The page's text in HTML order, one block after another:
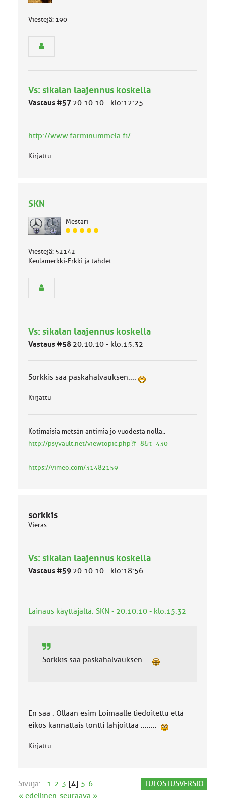
l
u
a
Viestejä: 190
Vs: sikalan laajennus koskella
Vastaus #57 20.10.10 - klo:12:25
http://www.farminummela.fi/
Kirjattu
SKN
Mestari
J
s
e
l
o
a
Viestejä: 52142
Keulamerkki-Erkki ja tähdet
Vs: sikalan laajennus koskella
Vastaus #58 20.10.10 - klo:15:32
Sorkkis saa paskahalvauksen....
Kirjattu
Kotimaisia metsän antimia jo vuodesta nolla..
http://psyvault.net/viewtopic.php?f=8&t=430
https://vimeo.com/31482159
sorkkis
Vieras
Vs: sikalan laajennus koskella
Vastaus #59 20.10.10 - klo:18:56
Lainaus käyttäjältä: SKN - 20.10.10 - klo:15:32
Sorkkis saa paskahalvauksen....
En saa . Ollaan esim Loimaalle tiedoitettu että
eikös kannattais tontti lahjoittaa ........
Kirjattu
TULOSTUSVERSIO
Sivuja: 1 2 3 [4] 5 6
« edellinen seuraava »